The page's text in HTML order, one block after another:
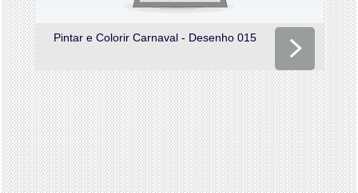
Pintar e Colorir Carnaval - Desenho 015